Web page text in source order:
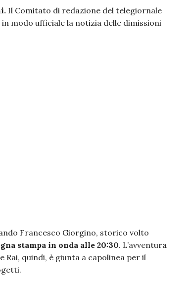
Il Comitato di redazione del telegiornale
modo ufficiale la notizia delle dimissioni
Francesco Giorgino, storico volto
stampa in onda alle 20:30. L’avventura
quindi, è giunta a capolinea per il